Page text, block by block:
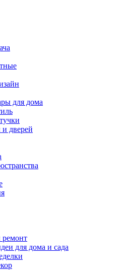
для дома
и дверей
ремонт
для дома и сада